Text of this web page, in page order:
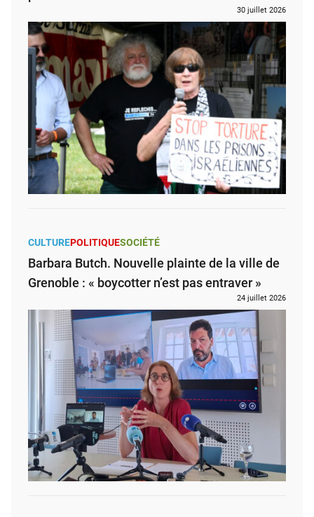
30 juillet 2026
CULTUREPOLITIQUESOCIÉTÉ
Barbara Butch. Nouvelle plainte de la ville de
Grenoble : « boycotter n’est pas entraver »
24 juillet 2026